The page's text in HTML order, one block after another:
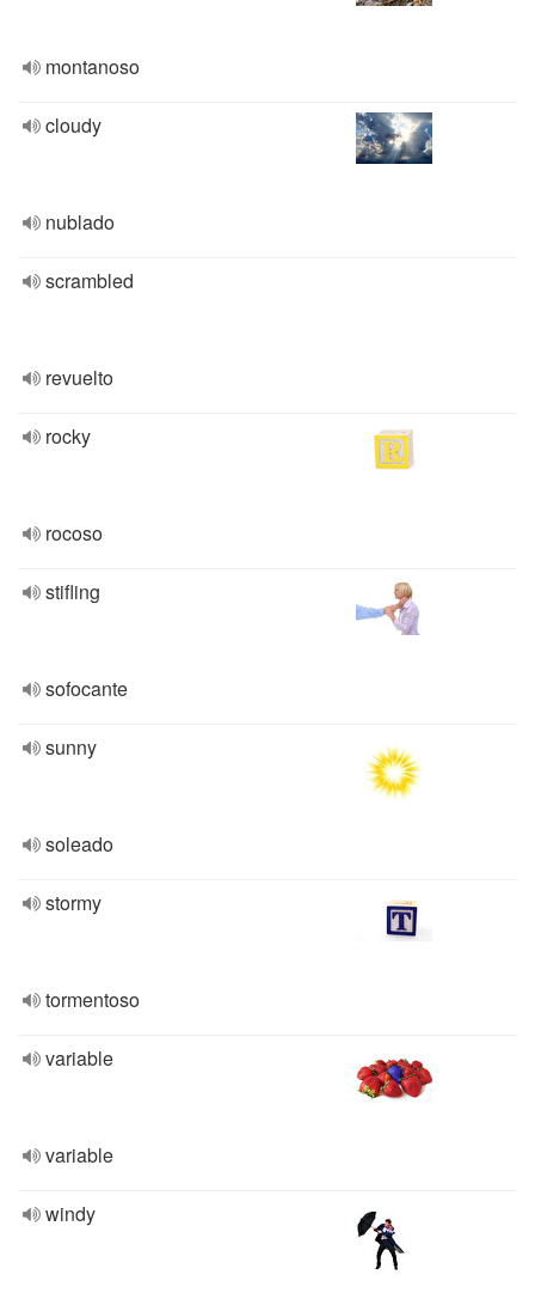
montanoso
cloudy
nublado
scrambled
revuelto
rocky
rocoso
stifling
sofocante
sunny
soleado
stormy
tormentoso
variable
variable
windy